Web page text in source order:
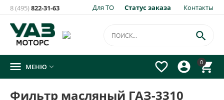
Для ТО Статус заказа Контакты
8 (495)822-31-63
0




 МЕНЮ 
Фильтр масляный ГАЗ-3310
Уведомить о появлении на складе
товара:
×
Фильтр масляный ГАЗ-3310 Валдай с дв. CUMMINS 3.8
(KENO арт. KNG-1012005-91)